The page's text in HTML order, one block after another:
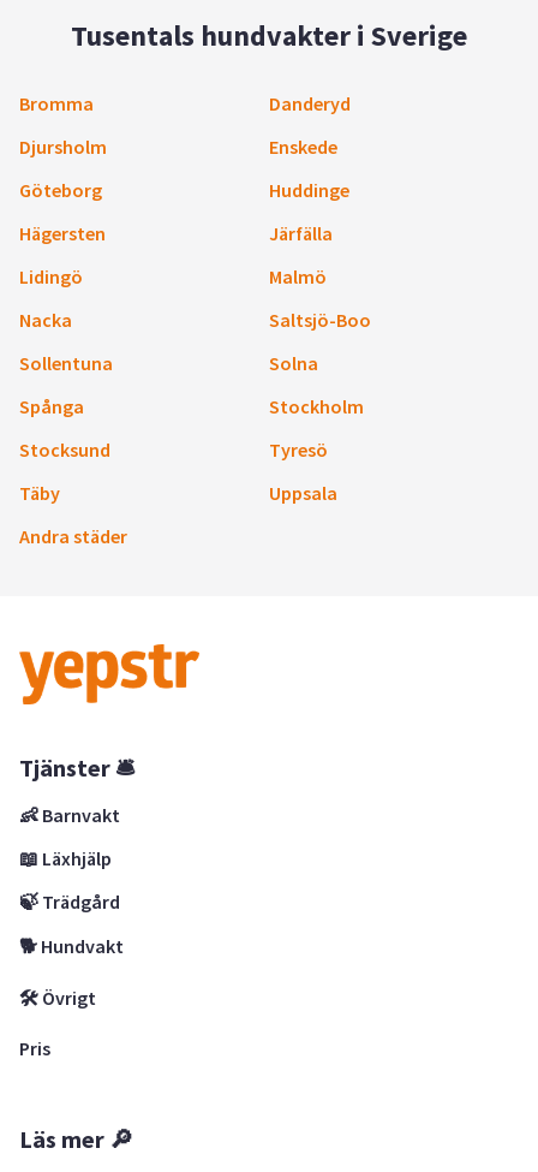
Tusentals hundvakter i Sverige
Bromma
Danderyd
Djursholm
Enskede
Göteborg
Huddinge
Hägersten
Järfälla
Lidingö
Malmö
Nacka
Saltsjö-Boo
Sollentuna
Solna
Spånga
Stockholm
Stocksund
Tyresö
Täby
Uppsala
Andra städer
Tjänster 🛎
👶 Barnvakt
📖 Läxhjälp
🍃 Trädgård
🐕 Hundvakt
🛠 Övrigt
Pris
Läs mer 🔎